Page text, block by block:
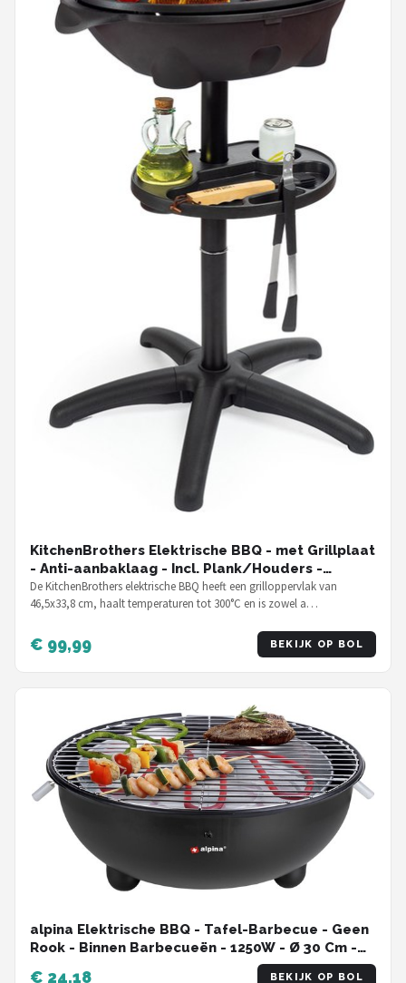
KitchenBrothers Elektrische BBQ - met Grillplaat
- Anti-aanbaklaag - Incl. Plank/Houders -
Grilloppervlak 46,5x33,8cm - tot 300°C - 2400W -
Zwart
De KitchenBrothers elektrische BBQ heeft een grilloppervlak van
46,5x33,8 cm, haalt temperaturen tot 300°C en is zowel a…
€ 99,99 BEKIJK OP BOL
alpina Elektrische BBQ - Tafel-Barbecue - Geen
Rook - Binnen Barbecueën - 1250W - Ø 30 Cm -
€ 24,18 BEKIJK OP BOL